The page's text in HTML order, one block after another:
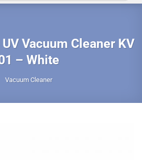
Vacuum Cleaner KV
– White
Vacuum Cleaner